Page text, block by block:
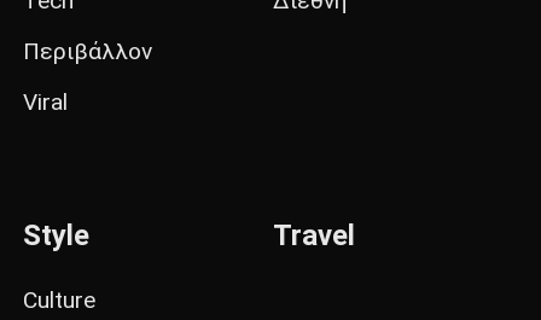
Περιβάλλον
Viral
Style
Culture
Travel